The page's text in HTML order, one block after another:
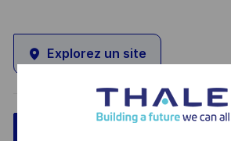
Explorez un site